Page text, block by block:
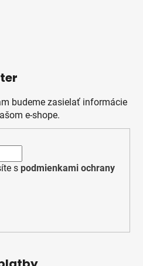
budeme zasielať informácie
e-shope.
s podmienkami ochrany